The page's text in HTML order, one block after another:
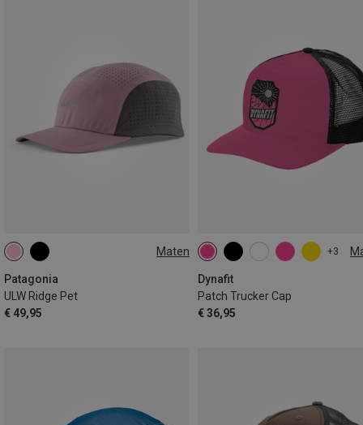
Maten
Patagonia
ULW Ridge Pet
€ 49,95
ONE SIZE
+3
Dynafit
Patch Trucker Cap
€ 36,95
ONE SIZE